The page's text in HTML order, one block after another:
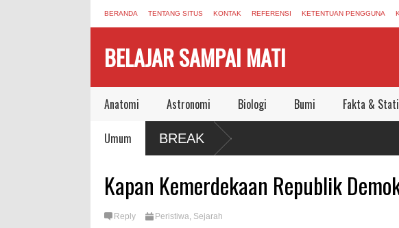
BERANDA TENTANG SITUS KONTAK REFERENSI KETENTUAN PENGGUNA
BELAJAR SAMPAI MATI
Anatomi Astronomi Biologi Bumi Fakta &
Umum BREAK
Kapan Kemerdekaan Republik
Reply Peristiwa Sejarah